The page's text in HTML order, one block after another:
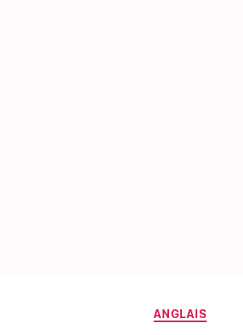
Catégories
ANGLAIS